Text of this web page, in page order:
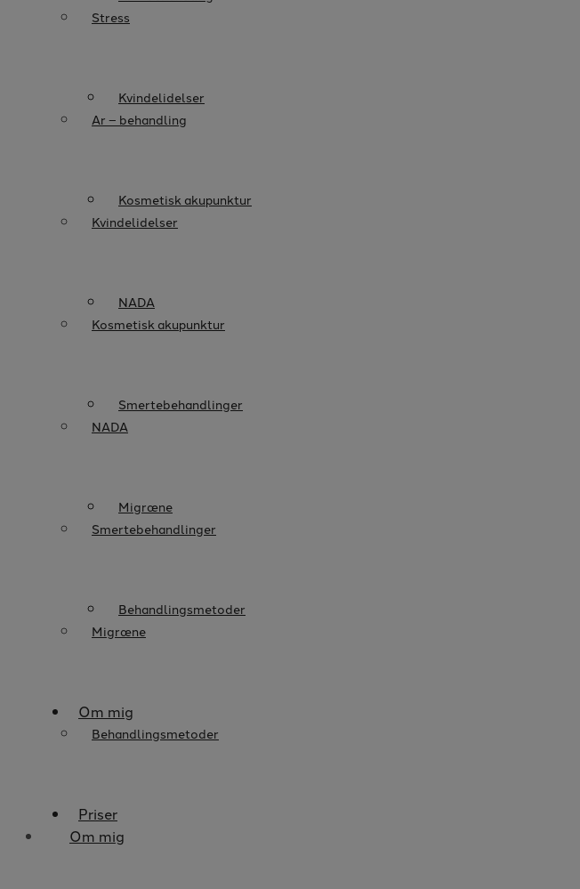
Kvindelidelser
Kosmetisk akupunktur
NADA
Smertebehandlinger
Migræne
Behandlingsmetoder
Om mig
Priser
Stress
Ar – behandling
Kvindelidelser
Kosmetisk akupunktur
NADA
Smertebehandlinger
Migræne
Behandlingsmetoder
Om mig